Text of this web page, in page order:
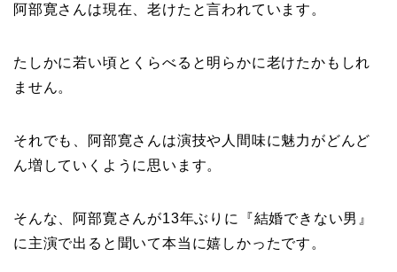
阿部寛さんは現在、老けたと言われています。
たしかに若い頃とくらべると明らかに老けたかもしれ
ません。
それでも、阿部寛さんは演技や人間味に魅力がどんど
ん増していくように思います。
そんな、阿部寛さんが13年ぶりに『結婚できない男』
に主演で出ると聞いて本当に嬉しかったです。